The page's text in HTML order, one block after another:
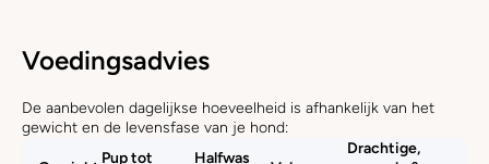
Voedingsadvies
De aanbevolen dagelijkse hoeveelheid is afhankelijk van het
gewicht en de levensfase van je hond:
Pup tot
Halfwas
Drachtige,